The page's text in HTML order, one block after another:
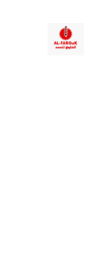
المحتوى